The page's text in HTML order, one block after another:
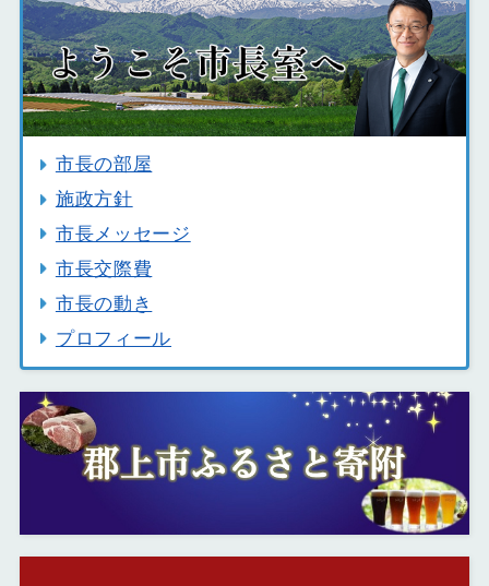
市長の部屋
施政方針
市長メッセージ
市長交際費
市長の動き
プロフィール